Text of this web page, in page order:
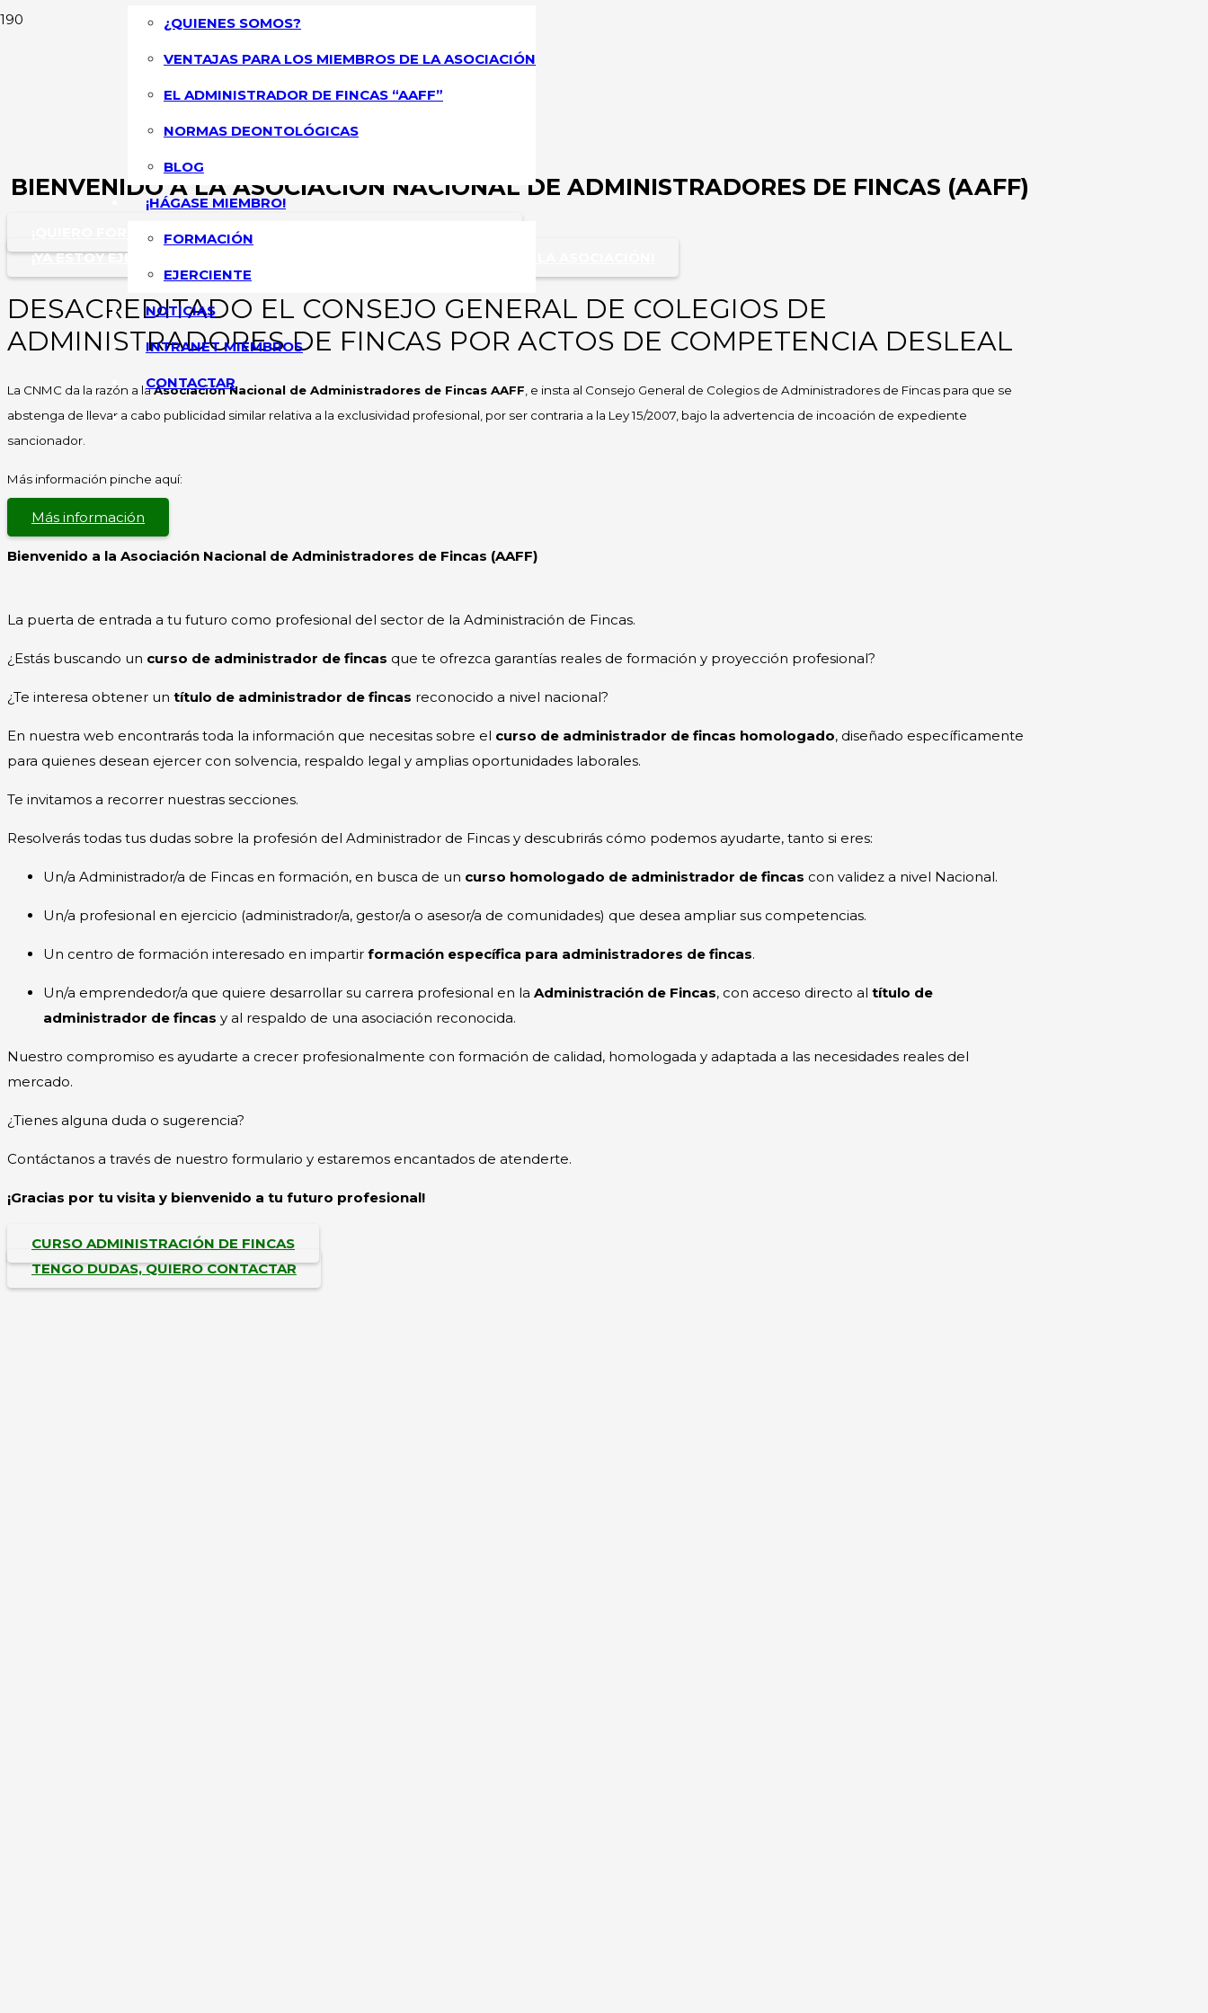
¿QUIENES SOMOS?
VENTAJAS PARA LOS MIEMBROS DE LA ASOCIACIÓN
EL ADMINISTRADOR DE FINCAS “AAFF”
NORMAS DEONTOLÓGICAS
BLOG
¡HÁGASE MIEMBRO!
FORMACIÓN
EJERCIENTE
NOTICIAS
INTRANET MIEMBROS
CONTACTAR
BIENVENIDO A LA ASOCIACIÓN NACIONAL DE ADMINISTRADORES DE FINCAS (AAFF)
¡QUIERO FORMARME GRATIS COMO ADMINISTRADOR DE FINCAS!
¡YA ESTOY EJERCIENDO Y QUIERO OBTENER TODAS LAS VENTAJAS DE LA ASOCIACIÓN!
DESACREDITADO EL CONSEJO GENERAL DE COLEGIOS DE
ADMINISTRADORES DE FINCAS POR ACTOS DE COMPETENCIA DESLEAL
La CNMC da la razón a laAsociación Nacional de Administradores de Fincas AAFF, e insta al Consejo General de Colegios de Administradores de Fincas para que se
abstenga de llevar a cabo publicidad similar relativa a la exclusividad profesional, por ser contraria a la Ley 15/2007, bajo la advertencia de incoación de expediente
sancionador.
Más información pinche aquí:
Más información
Bienvenido a la Asociación Nacional de Administradores de Fincas (AAFF)
La puerta de entrada a tu futuro como profesional del sector de la Administración de Fincas.
¿Estás buscando un curso de administrador de fincas que te ofrezca garantías reales de formación y proyección profesional?
¿Te interesa obtener un título de administrador de fincas reconocido a nivel nacional?
En nuestra web encontrarás toda la información que necesitas sobre el curso de administrador de fincas homologado, diseñado específicamente
para quienes desean ejercer con solvencia, respaldo legal y amplias oportunidades laborales.
Te invitamos a recorrer nuestras secciones.
Resolverás todas tus dudas sobre la profesión del Administrador de Fincas y descubrirás cómo podemos ayudarte, tanto si eres:
Un/a Administrador/a de Fincas en formación, en busca de un curso homologado de administrador de fincas con validez a nivel Nacional.
Un/a profesional en ejercicio (administrador/a, gestor/a o asesor/a de comunidades) que desea ampliar sus competencias.
Un centro de formación interesado en impartir formación específica para administradores de fincas.
Un/a emprendedor/a que quiere desarrollar su carrera profesional en la Administración de Fincas, con acceso directo al título de
administrador de fincas y al respaldo de una asociación reconocida.
Nuestro compromiso es ayudarte a crecer profesionalmente con formación de calidad, homologada y adaptada a las necesidades reales del
mercado.
¿Tienes alguna duda o sugerencia?
Contáctanos a través de nuestro formulario y estaremos encantados de atenderte.
¡Gracias por tu visita y bienvenido a tu futuro profesional!
CURSO ADMINISTRACIÓN DE FINCAS
TENGO DUDAS, QUIERO CONTACTAR